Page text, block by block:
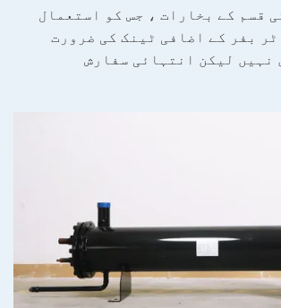
قسم کے بخارات ، جس کو استعمال
بفر کے اضافی ٹینک کی ضرورت
نہیں لیکن انتہائی سفارش